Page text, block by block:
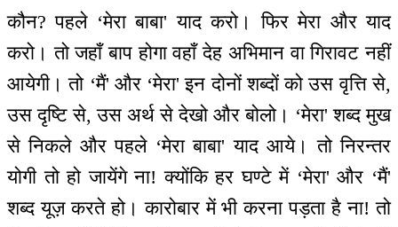
कौन? पहले ‘मेरा बाबा' याद करो। फिर मेरा और याद
करो। तो जहाँ बाप होगा वहाँ देह अभिमान वा गिरावट नहीं
आयेगी। तो ‘मैं' और ‘मेरा' इन दोनों शब्दों को उस वृत्ति से,
उस दृष्टि से, उस अर्थ से देखो और बोलो। ‘मेरा' शब्द मुख
से निकले और पहले ‘मेरा बाबा' याद आये। तो निरन्तर
योगी तो हो जायेंगे ना! क्योंकि हर घण्टे में ‘मेरा' और ‘मैं'
शब्द यूज़ करते हो। कारोबार में भी करना पड़ता है ना! तो